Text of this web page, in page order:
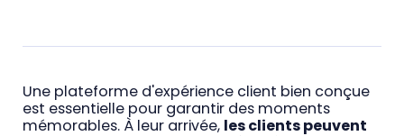
Une plateforme d'expérience client bien conçue
est essentielle pour garantir des moments
mémorables. À leur arrivée, les clients peuvent